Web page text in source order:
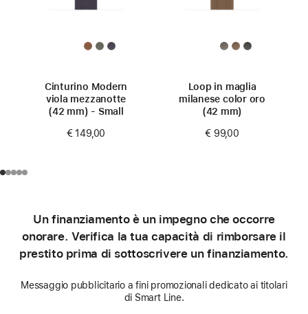
Cinturino Modern
viola mezzanotte
(42 mm) - Small
€ 149,00
Loop in maglia
milanese color oro
(42 mm)
€ 99,00
Un finanziamento è un impegno che occorre
onorare. Verifica la tua capacità di rimborsare il
prestito prima di sottoscrivere un finanziamento.
Messaggio pubblicitario a fini promozionali dedicato ai titolari
di Smart Line.